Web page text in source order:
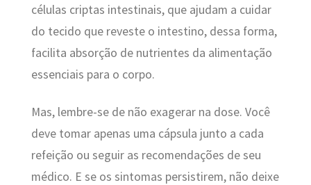
células criptas intestinais, que ajudam a cuidar
do tecido que reveste o intestino, dessa forma,
facilita absorção de nutrientes da alimentação
essenciais para o corpo.
Mas, lembre-se de não exagerar na dose. Você
deve tomar apenas uma cápsula junto a cada
refeição ou seguir as recomendações de seu
médico. E se os sintomas persistirem, não deixe